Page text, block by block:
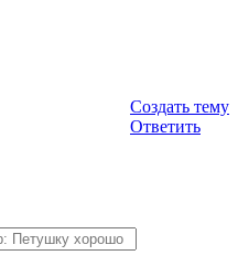
Создать тему
Ответить